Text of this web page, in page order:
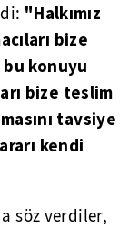
"Halkımız
bize
konuyu
bize teslim
tavsiye
kendi
söz verdiler,